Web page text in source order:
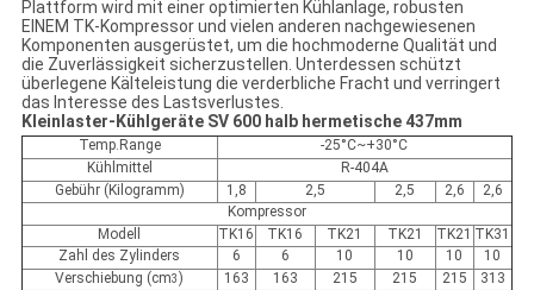
Plattform wird mit einer optimierten Kühlanlage, robusten
EINEM TK-Kompressor und vielen anderen nachgewiesenen
Komponenten ausgerüstet, um die hochmoderne Qualität und
die Zuverlässigkeit sicherzustellen. Unterdessen schützt
überlegene Kälteleistung die verderbliche Fracht und verringert
das Interesse des Lastsverlustes.
Kleinlaster-Kühlgeräte SV 600 halb hermetische 437mm
Temp.Range
-25°C~+30°C
Kühlmittel
R-404A
Gebühr (Kilogramm)
1,8 2,5 2,5 2,6
2,6
Kompressor
Modell
TK16 TK16 TK21 TK21 TK21 TK31
Zahl des Zylinders
6 6 10 10 10
10
Verschiebung (cm3 ) 163 163 215 215 215
313